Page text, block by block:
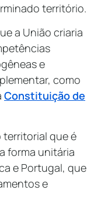
território.
a União criaria
e
como
Constituição de
territorial que é
forma unitária
e Portugal, que
e